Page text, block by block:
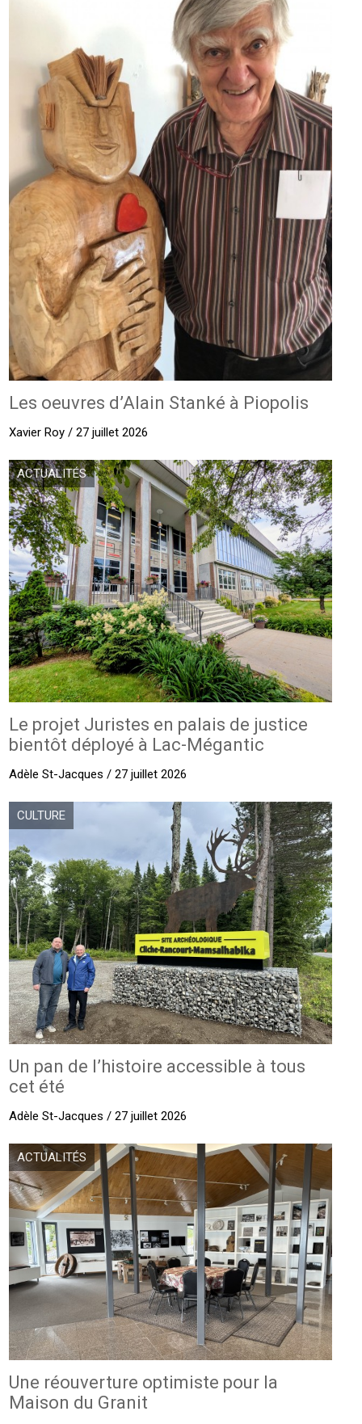
Les oeuvres d’Alain Stanké à Piopolis
Xavier Roy / 27 juillet 2026
ACTUALITÉS
Le projet Juristes en palais de justice
bientôt déployé à Lac-Mégantic
Adèle St-Jacques / 27 juillet 2026
CULTURE
Un pan de l’histoire accessible à tous
cet été
Adèle St-Jacques / 27 juillet 2026
ACTUALITÉS
Une réouverture optimiste pour la
Maison du Granit